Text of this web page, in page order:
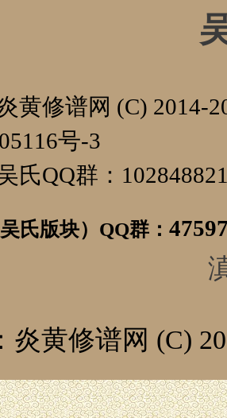
黄修谱网 (C) 2014-
号-3
氏QQ群：
氏版块） QQ群：
炎黄修谱网 (C)